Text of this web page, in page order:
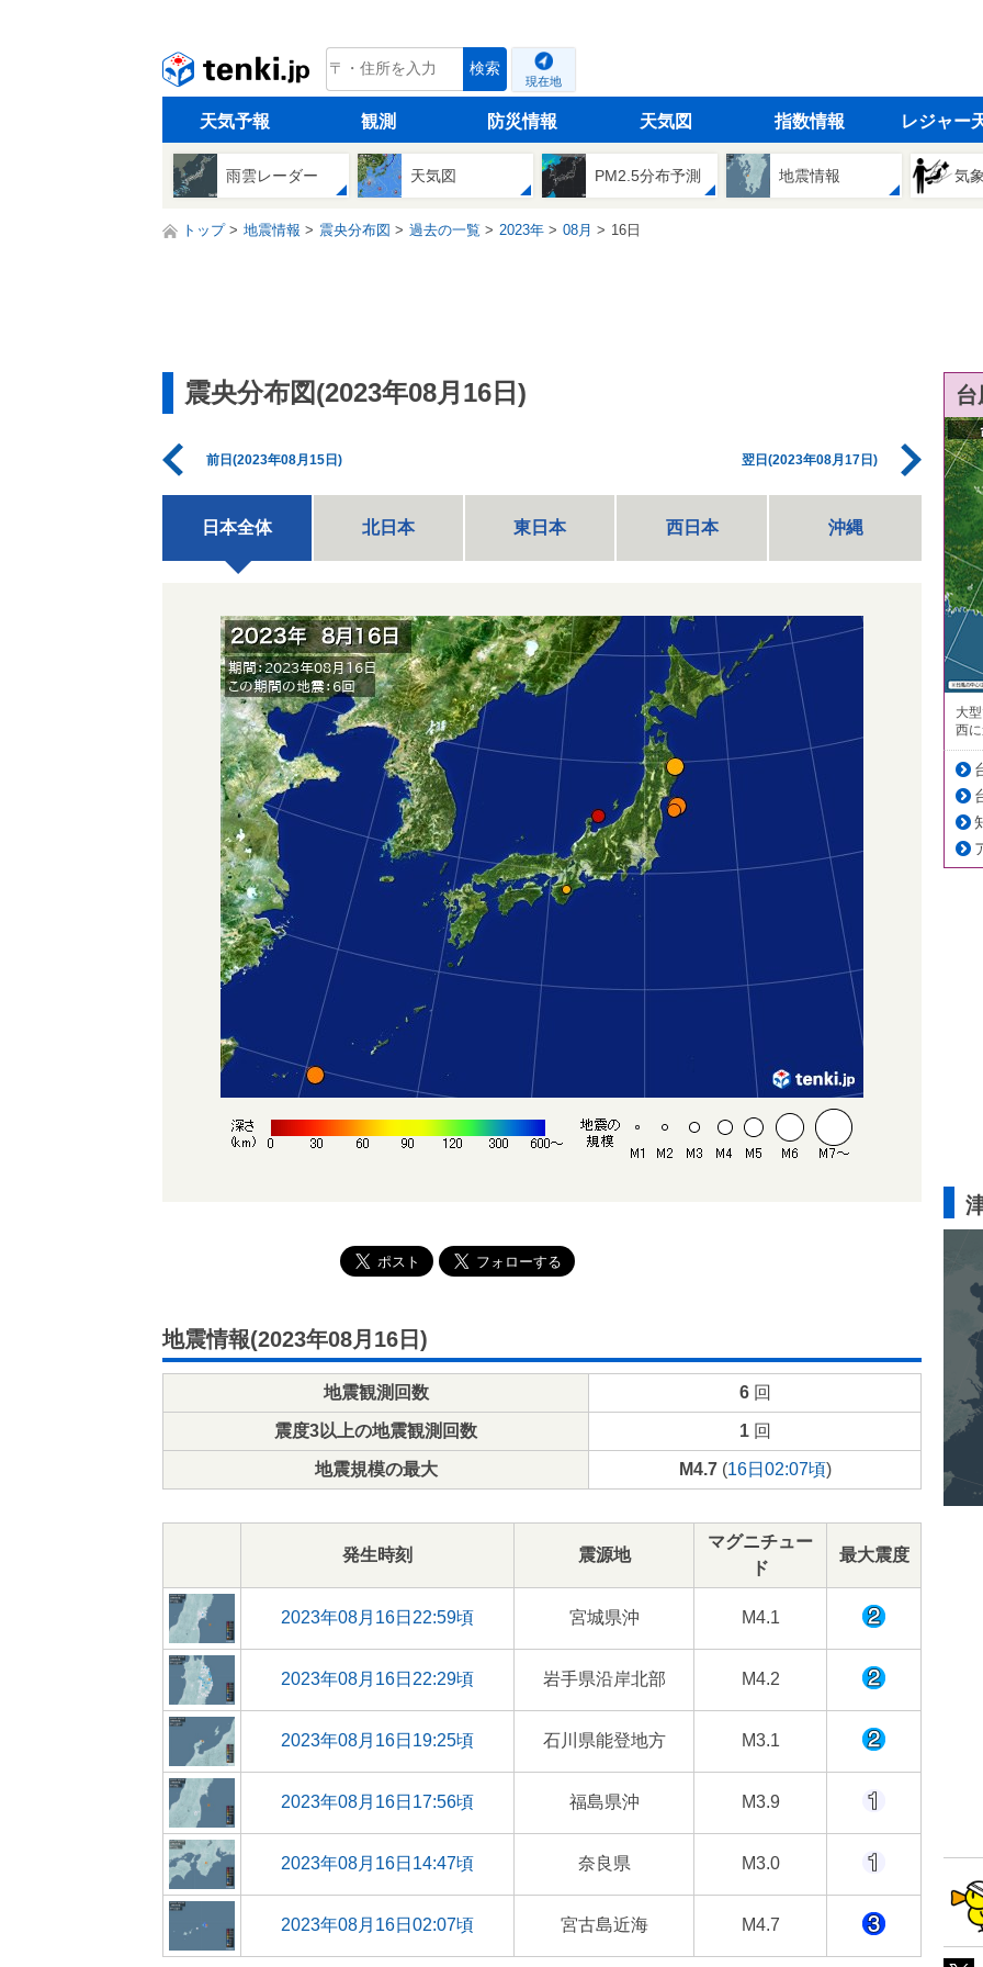
tenki.jp 検索
現在地
天気予報 観測 防災情報 天気図 指数情報 レジャー
雨雲レーダー 天気図 PM2.5分布予測 地震情報 気
トップ 地震情報 震央分布図 過去の一覧 2023年 08月 16日
震央分布図(2023年08月16日)
前日(2023年08月15日) 翌日(2023年08月17日)
日本全体 北日本 東日本 西日本 沖縄
地震情報(2023年08月16日)
地震観測回数 6回
震度3以上の地震観測回数 1回
地震規模の最大 M4.7(16日02:07頃)
発生時刻 震源地
マグニチュー
ド
最大震度
2023年08月16日22:59頃 宮城県沖 M4.1
2023年08月16日22:29頃 岩手県沿岸北部 M4.2
2023年08月16日19:25頃 石川県能登地方 M3.1
2023年08月16日17:56頃 福島県沖 M3.9
2023年08月16日14:47頃 奈良県 M3.0
2023年08月16日02:07頃 宮古島近海 M4.7
大
西